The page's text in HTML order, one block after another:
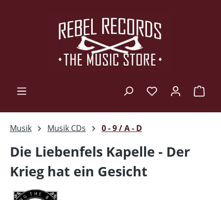
Musik Musik CDs 0 - 9 / A - D
Die Liebenfels Kapelle - Der
Krieg hat ein Gesicht